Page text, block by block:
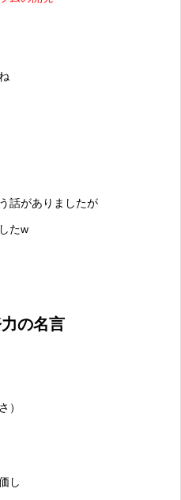
話がありましたが
たw
の名言
）
し